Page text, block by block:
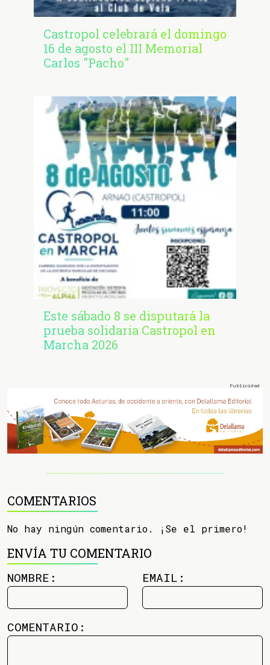
Castropol celebrará el domingo
16 de agosto el III Memorial
Carlos "Pacho"
Este sábado 8 se disputará la
prueba solidaria Castropol en
Marcha 2026
COMENTARIOS
No hay ningún comentario. ¡Se el primero!
ENVÍA TU COMENTARIO
NOMBRE: EMAIL:
COMENTARIO: